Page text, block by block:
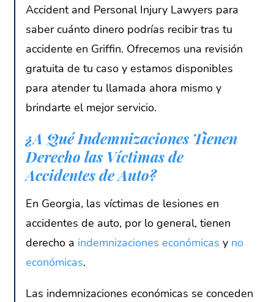
Accident and Personal Injury Lawyers para
saber cuánto dinero podrías recibir tras tu
accidente en Griffin. Ofrecemos una revisión
gratuita de tu caso y estamos disponibles
para atender tu llamada ahora mismo y
brindarte el mejor servicio.
¿A Qué Indemnizaciones Tienen
Derecho las Víctimas de
Accidentes de Auto?
En Georgia, las víctimas de lesiones en
accidentes de auto, por lo general, tienen
derecho a indemnizaciones económicas y no
económicas.
Las indemnizaciones económicas se conceden